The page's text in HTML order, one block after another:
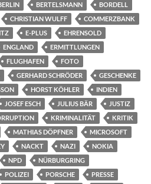
BERTELSMANN
BORDELL
CHRISTIAN WULFF
COMMERZBANK
E-PLUS
EHRENSOLD
ENGLAND
ERMITTLUNGEN
FLUGHAFEN
FOTO
GERHARD SCHRÖDER
GESCHENKE
HORST KÖHLER
INDIEN
JOSEF ESCH JULIUS BÄR
JUSTIZ
KRIMINALITÄT
KRITIK
MATHIAS DÖPFNER
MICROSOFT
NACKT NAZI
NOKIA
NPD
NÜRBURGRING
POLIZEI PORSCHE
PRESSE